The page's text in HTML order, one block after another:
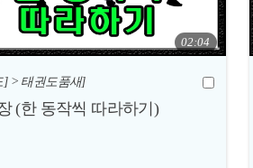
02:04
] > 태권도품새]
(한 동작씩 따라하기)